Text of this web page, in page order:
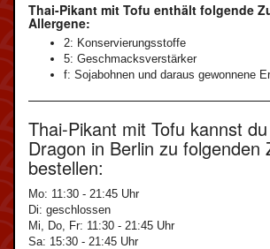
Thai-Pikant mit Tofu enthält folgende
Allergene:
2: Konservierungsstoffe
5: Geschmacksverstärker
f: Sojabohnen und daraus gewonnene
Thai-Pikant mit Tofu kannst
Dragon in Berlin zu folgenden
bestellen:
Mo: 11:30 - 21:45 Uhr
Di: geschlossen
Mi, Do, Fr: 11:30 - 21:45 Uhr
Sa: 15:30 - 21:45 Uhr